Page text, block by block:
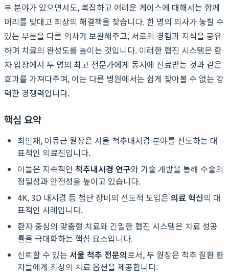
부 분야가 있으면서도, 복잡하고 어려운 케이스에 대해서는 함께
머리를 맞대고 최상의 해결책을 찾습니다. 한 명의 의사가 놓칠 수
있는 부분을 다른 의사가 보완해주고, 서로의 경험과 지식을 공유
하며 치료의 완성도를 높이는 것입니다. 이러한 협진 시스템은 환
자 입장에서 두 명의 최고 전문가에게 동시에 진료받는 것과 같은
효과를 가져다주며, 이는 다른 병원에서는 쉽게 찾아볼 수 없는 강
력한 경쟁력입니다.
핵심 요약
최인재, 이동근 원장은 서울 척추내시경 분야를 선도하는 대
표적인 의료진입니다.
이들은 지속적인 척추내시경 연구와 기술 개발을 통해 수술의
정밀성과 안전성을 높이고 있습니다.
4K, 3D 내시경 등 첨단 장비의 선도적 도입은 의료 혁신의 대
표적인 사례입니다.
환자 중심의 맞춤형 치료와 긴밀한 협진 시스템은 치료 성공
률을 극대화하는 핵심 요소입니다.
신뢰할 수 있는 서울 척추 전문의로서, 두 원장은 척추 질환 환
자들에게 최상의 치료 옵션을 제공합니다.